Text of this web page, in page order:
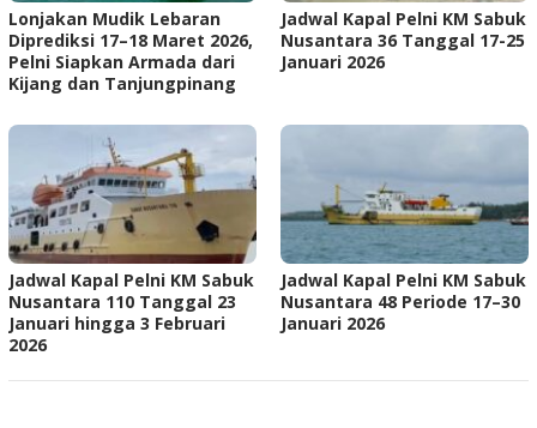
Lonjakan Mudik Lebaran
Diprediksi 17–18 Maret 2026,
Pelni Siapkan Armada dari
Kijang dan Tanjungpinang
Jadwal Kapal Pelni KM Sabuk
Nusantara 36 Tanggal 17-25
Januari 2026
Jadwal Kapal Pelni KM Sabuk
Nusantara 110 Tanggal 23
Januari hingga 3 Februari
2026
Jadwal Kapal Pelni KM Sabuk
Nusantara 48 Periode 17–30
Januari 2026